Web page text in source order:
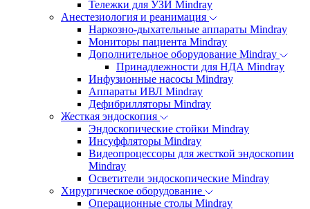
Тележки для УЗИ Mindray
Анестезиология и реанимация
Наркозно-дыхательные аппараты Mindray
Мониторы пациента Mindray
Дополнительное оборудование Mindray
Принадлежности для НДА Mindray
Инфузионные насосы Mindray
Аппараты ИВЛ Mindray
Дефибрилляторы Mindray
Жесткая эндоскопия
Эндоскопические стойки Mindray
Инсуффляторы Mindray
Видеопроцессоры для жесткой эндоскопии
Mindray
Осветители эндоскопические Mindray
Хирургическое оборудование
Операционные столы Mindray